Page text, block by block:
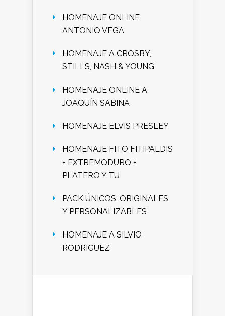
HOMENAJE ONLINE
ANTONIO VEGA
HOMENAJE A CROSBY,
STILLS, NASH & YOUNG
HOMENAJE ONLINE A
JOAQUÍN SABINA
HOMENAJE ELVIS PRESLEY
HOMENAJE FITO FITIPALDIS
+ EXTREMODURO +
PLATERO Y TU
PACK ÚNICOS, ORIGINALES
Y PERSONALIZABLES
HOMENAJE A SILVIO
RODRIGUEZ